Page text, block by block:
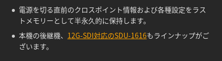
電源を切る直前のクロスポイント情報および各種設定をラス
トメモリーとして半永久的に保持します。
本機の後継機、 12G-SDI対応のSDU-1616もラインナップがご
ざいます。